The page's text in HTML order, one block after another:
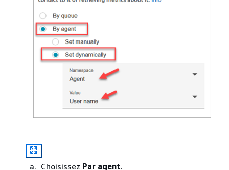
Choisissez Par agent.